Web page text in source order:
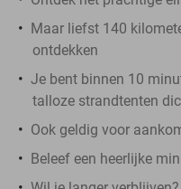
Maar liefst 140
ontdekken
Je bent binnen 10
talloze strandtenten
Ook geldig voor
Beleef een heerlijke